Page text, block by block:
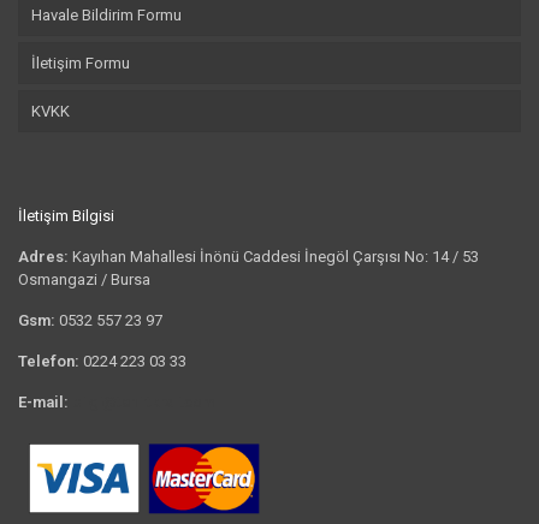
Havale Bildirim Formu
İletişim Formu
KVKK
İletişim Bilgisi
Adres: Kayıhan Mahallesi İnönü Caddesi İnegöl Çarşısı No: 14 / 53
Osmangazi / Bursa
Gsm: 0532 557 23 97
Telefon: 0224 223 03 33
E-mail: